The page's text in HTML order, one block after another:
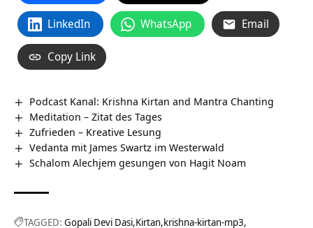
LinkedIn WhatsApp Email
Copy Link
Podcast Kanal: Krishna Kirtan and Mantra Chanting
Meditation – Zitat des Tages
Zufrieden – Kreative Lesung
Vedanta mit James Swartz im Westerwald
Schalom Alechjem gesungen von Hagit Noam
TAGGED: Gopali Devi Dasi Kirtan krishna-kirtan-mp3